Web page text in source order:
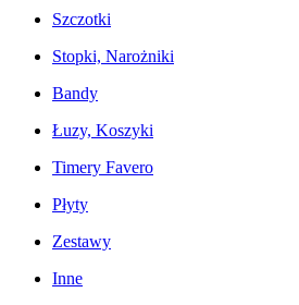
Szczotki
Stopki, Narożniki
Bandy
Łuzy, Koszyki
Timery Favero
Płyty
Zestawy
Inne